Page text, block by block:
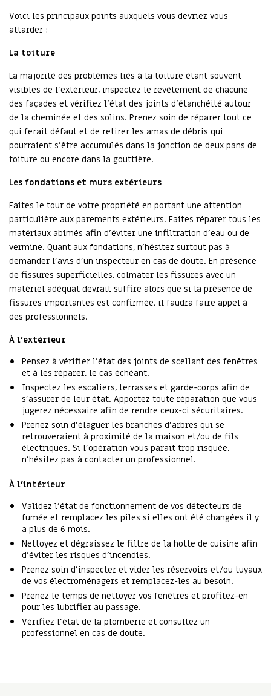
Voici les principaux points auxquels vous devriez vous
attarder :
La toiture
La majorité des problèmes liés à la toiture étant souvent
visibles de l’extérieur, inspectez le revêtement de chacune
des façades et vérifiez l’état des joints d’étanchéité autour
de la cheminée et des solins. Prenez soin de réparer tout ce
qui ferait défaut et de retirer les amas de débris qui
pourraient s’être accumulés dans la jonction de deux pans de
toiture ou encore dans la gouttière.
Les fondations et murs extérieurs
Faites le tour de votre propriété en portant une attention
particulière aux parements extérieurs. Faites réparer tous les
matériaux abimés afin d’éviter une infiltration d’eau ou de
vermine. Quant aux fondations, n’hésitez surtout pas à
demander l’avis d’un inspecteur en cas de doute. En présence
de fissures superficielles, colmater les fissures avec un
matériel adéquat devrait suffire alors que si la présence de
fissures importantes est confirmée, il faudra faire appel à
des professionnels.
À l’extérieur
Pensez à vérifier l’état des joints de scellant des fenêtres
et à les réparer, le cas échéant.
Inspectez les escaliers, terrasses et garde-corps afin de
s’assurer de leur état. Apportez toute réparation que vous
jugerez nécessaire afin de rendre ceux-ci sécuritaires.
Prenez soin d’élaguer les branches d’arbres qui se
retrouveraient à proximité de la maison et/ou de fils
électriques. Si l’opération vous parait trop risquée,
n’hésitez pas à contacter un professionnel.
À l’intérieur
Validez l’état de fonctionnement de vos détecteurs de
fumée et remplacez les piles si elles ont été changées il y
a plus de 6 mois.
Nettoyez et dégraissez le filtre de la hotte de cuisine afin
d’éviter les risques d’incendies.
Prenez soin d’inspecter et vider les réservoirs et/ou tuyaux
de vos électroménagers et remplacez-les au besoin.
Prenez le temps de nettoyer vos fenêtres et profitez-en
pour les lubrifier au passage.
Vérifiez l’état de la plomberie et consultez un
professionnel en cas de doute.